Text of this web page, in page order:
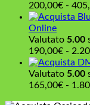
200,00€ -
Online
Valutato 5.00
190,00€ -
Valutato 5.00
165,00€ -